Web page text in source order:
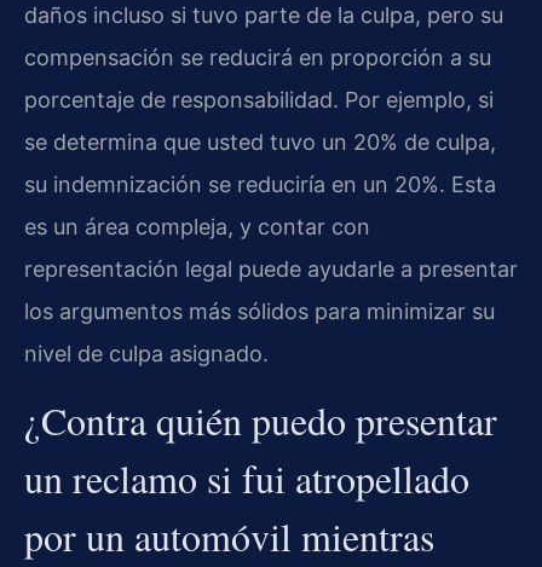
daños incluso si tuvo parte de la culpa, pero su
compensación se reducirá en proporción a su
porcentaje de responsabilidad. Por ejemplo, si
se determina que usted tuvo un 20% de culpa,
su indemnización se reduciría en un 20%. Esta
es un área compleja, y contar con
representación legal puede ayudarle a presentar
los argumentos más sólidos para minimizar su
nivel de culpa asignado.
¿Contra quién puedo presentar
un reclamo si fui atropellado
por un automóvil mientras